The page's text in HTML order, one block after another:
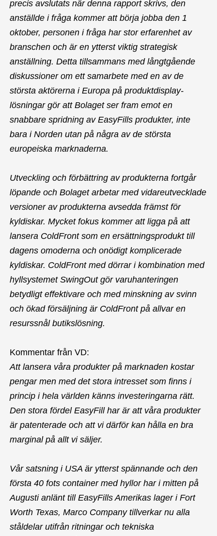
precis avslutats när denna rapport skrivs, den
anställde i fråga kommer att börja jobba den 1
oktober, personen i fråga har stor erfarenhet av
branschen och är en ytterst viktig strategisk
anställning. Detta tillsammans med långtgående
diskussioner om ett samarbete med en av de
största aktörerna i Europa på produktdisplay-
lösningar gör att Bolaget ser fram emot en
snabbare spridning av EasyFills produkter, inte
bara i Norden utan på några av de största
europeiska marknaderna.
Utveckling och förbättring av produkterna fortgår
löpande och Bolaget arbetar med vidareutvecklade
versioner av produkterna avsedda främst för
kyldiskar. Mycket fokus kommer att ligga på att
lansera ColdFront som en ersättningsprodukt till
dagens omoderna och onödigt komplicerade
kyldiskar. ColdFront med dörrar i kombination med
hyllsystemet SwingOut gör varuhanteringen
betydligt effektivare och med minskning av svinn
och ökad försäljning är ColdFront på allvar en
resurssnål butikslösning.
Kommentar från VD:
Att lansera våra produkter på marknaden kostar
pengar men med det stora intresset som finns i
princip i hela världen känns investeringarna rätt.
Den stora fördel EasyFill har är att våra produkter
är patenterade och att vi därför kan hålla en bra
marginal på allt vi säljer.
Vår satsning i USA är ytterst spännande och den
första 40 fots container med hyllor har i mitten på
Augusti anlänt till EasyFills Amerikas lager i Fort
Worth Texas, Marco Company tillverkar nu alla
ståldelar utifrån ritningar och tekniska